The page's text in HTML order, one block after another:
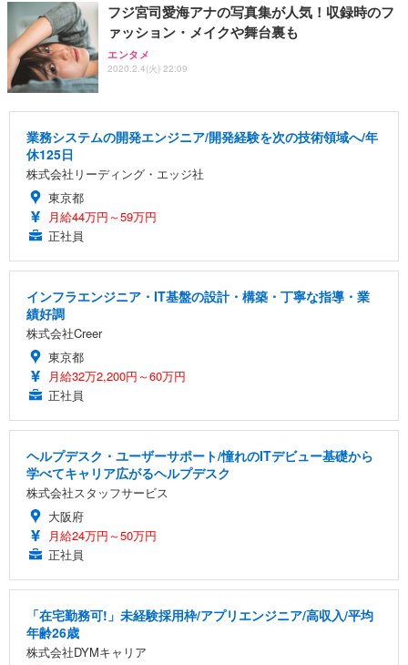
フジ宮司愛海アナの写真集が人気！収録時のフ
ァッション・メイクや舞台裏も
エンタメ
2020.2.4(火) 22:09
業務システムの開発エンジニア/開発経験を次の技術領域へ/年
休125日
株式会社リーディング・エッジ社
東京都
月給44万円～59万円
正社員
インフラエンジニア・IT基盤の設計・構築・丁寧な指導・業
績好調
株式会社Creer
東京都
月給32万2,200円～60万円
正社員
ヘルプデスク・ユーザーサポート/憧れのITデビュー基礎から
学べてキャリア広がるヘルプデスク
株式会社スタッフサービス
大阪府
月給24万円～50万円
正社員
「在宅勤務可!」未経験採用枠/アプリエンジニア/高収入/平均
年齢26歳
株式会社DYMキャリア